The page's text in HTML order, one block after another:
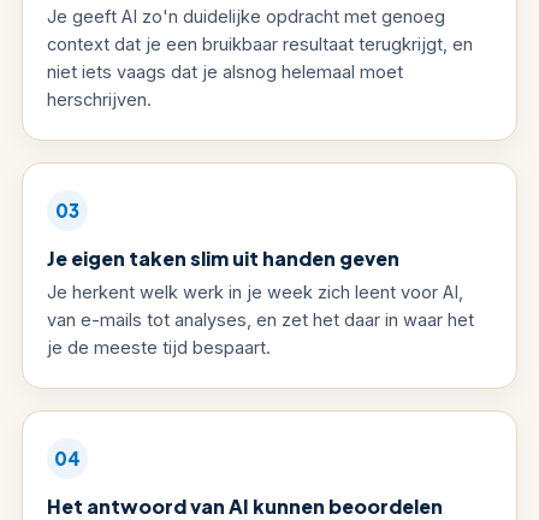
Je geeft AI zo'n duidelijke opdracht met genoeg
context dat je een bruikbaar resultaat terugkrijgt, en
niet iets vaags dat je alsnog helemaal moet
herschrijven.
03
Je eigen taken slim uit handen geven
Je herkent welk werk in je week zich leent voor AI,
van e-mails tot analyses, en zet het daar in waar het
je de meeste tijd bespaart.
04
Het antwoord van AI kunnen beoordelen